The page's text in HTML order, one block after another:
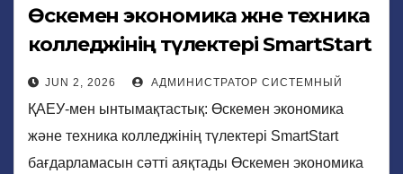
Өскемен экономика және техника
колледжінің түлектері SmartStart
бағдарламасын сәтті аяқтады
JUN 2, 2026 АДМИНИСТРАТОР СИСТЕМНЫЙ
ҚАЕУ-мен ынтымақтастық: Өскемен экономика
және техника колледжінің түлектері SmartStart
бағдарламасын сәтті аяқтады Өскемен экономика